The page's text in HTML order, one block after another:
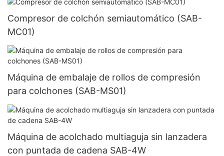
Compresor de colchón semiautomático (SAB-
MC01)
Máquina de embalaje de rollos de compresión
para colchones (SAB-MS01)
Máquina de acolchado multiaguja sin lanzadera
con puntada de cadena SAB-4W